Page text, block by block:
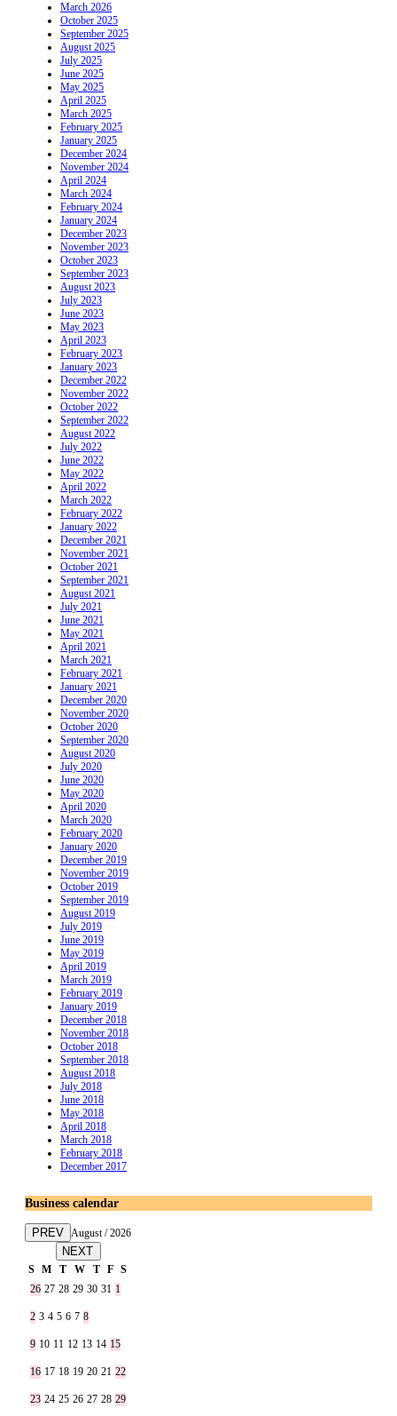
March 2026
October 2025
September 2025
August 2025
July 2025
June 2025
May 2025
April 2025
March 2025
February 2025
January 2025
December 2024
November 2024
April 2024
March 2024
February 2024
January 2024
December 2023
November 2023
October 2023
September 2023
August 2023
July 2023
June 2023
May 2023
April 2023
February 2023
January 2023
December 2022
November 2022
October 2022
September 2022
August 2022
July 2022
June 2022
May 2022
April 2022
March 2022
February 2022
January 2022
December 2021
November 2021
October 2021
September 2021
August 2021
July 2021
June 2021
May 2021
April 2021
March 2021
February 2021
January 2021
December 2020
November 2020
October 2020
September 2020
August 2020
July 2020
June 2020
May 2020
April 2020
March 2020
February 2020
January 2020
December 2019
November 2019
October 2019
September 2019
August 2019
July 2019
June 2019
May 2019
April 2019
March 2019
February 2019
January 2019
December 2018
November 2018
October 2018
September 2018
August 2018
July 2018
June 2018
May 2018
April 2018
March 2018
February 2018
December 2017
Business calendar
PREV August / 2026
NEXT
S M T W T F S
26 27 28 29 30 31 1
2 3 4 5 6 7 8
9 10 11 12 13 14 15
16 17 18 19 20 21 22
23 24 25 26 27 28 29